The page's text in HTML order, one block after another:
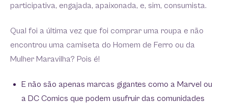
participativa, engajada, apaixonada, e, sim, consumista.
Qual foi a última vez que foi comprar uma roupa e não
encontrou uma camiseta do Homem de Ferro ou da
Mulher Maravilha? Pois é!
E não são apenas marcas gigantes como a Marvel ou
a DC Comics que podem usufruir das comunidades